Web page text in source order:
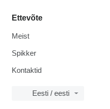
Ettevõte
Meist
Spikker
Kontaktid
Eesti / eesti